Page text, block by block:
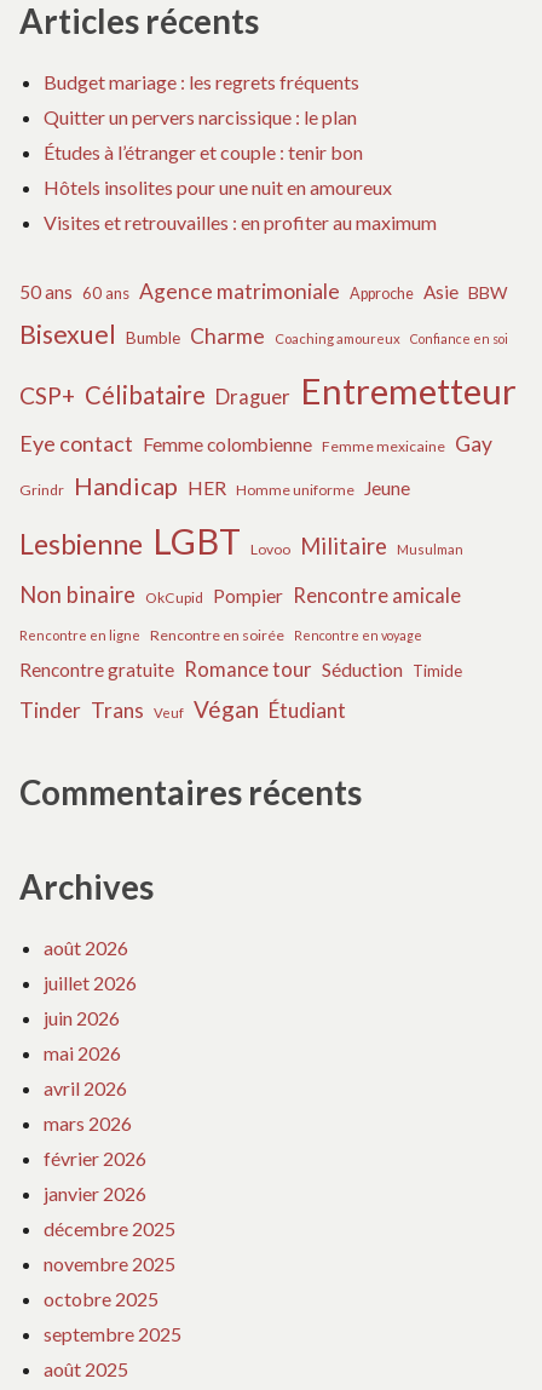
Articles récents
Budget mariage : les regrets fréquents
Quitter un pervers narcissique : le plan
Études à l’étranger et couple : tenir bon
Hôtels insolites pour une nuit en amoureux
Visites et retrouvailles : en profiter au maximum
50 ans 60 ans Agence matrimoniale Approche Asie BBW
Bisexuel Bumble Charme Coaching amoureux Confiance en soi
CSP+ Célibataire Draguer Entremetteur
Eye contact Femme colombienne Femme mexicaine Gay
Grindr Handicap HER Homme uniforme Jeune
Lesbienne LGBT Lovoo Militaire Musulman
Non binaire OkCupid Pompier Rencontre amicale
Rencontre en ligne Rencontre en soirée Rencontre en voyage
Rencontre gratuite Romance tour Séduction Timide
Tinder Trans Veuf Végan Étudiant
Commentaires récents
Archives
août 2026
juillet 2026
juin 2026
mai 2026
avril 2026
mars 2026
février 2026
janvier 2026
décembre 2025
novembre 2025
octobre 2025
septembre 2025
août 2025